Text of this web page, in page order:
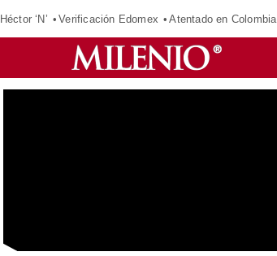
Héctor ‘N’ Verificación Edomex Atentado en Colombia